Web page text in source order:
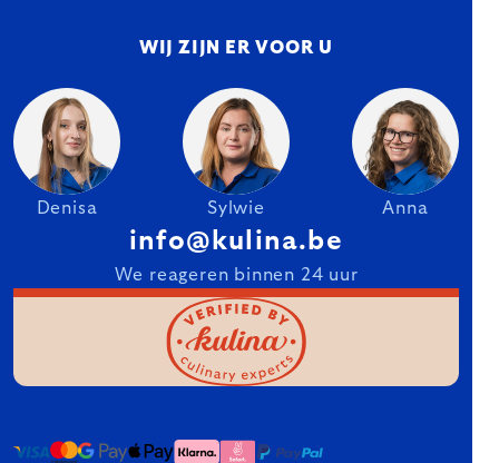
WIJ ZIJN ER VOOR U
Denisa Sylwie Anna
info@kulina.be
We reageren binnen 24 uur